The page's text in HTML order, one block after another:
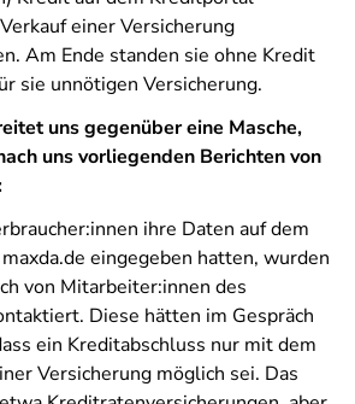
einer Versicherung
Am Ende standen sie ohne Kredit
sie unnötigen Versicherung.
uns gegenüber eine Masche,
uns vorliegenden Berichten von
ihre Daten auf dem
eingegeben hatten, wurden
von Mitarbeiter:innen des
Diese hätten im Gespräch
ein Kreditabschluss nur mit dem
Versicherung möglich sei. Das